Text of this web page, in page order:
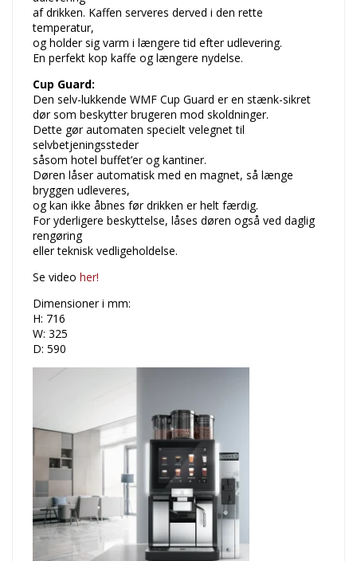
af drikken. Kaffen serveres derved i den rette
temperatur,
og holder sig varm i længere tid efter udlevering.
En perfekt kop kaffe og længere nydelse.
Cup Guard:
Den selv-lukkende WMF Cup Guard er en stænk-sikret
dør som beskytter brugeren mod skoldninger.
Dette gør automaten specielt velegnet til
selvbetjeningssteder
såsom hotel buffet’er og kantiner.
Døren låser automatisk med en magnet, så længe
bryggen udleveres,
og kan ikke åbnes før drikken er helt færdig.
For yderligere beskyttelse, låses døren også ved daglig
rengøring
eller teknisk vedligeholdelse.
Se video her!
Dimensioner i mm:
H: 716
W: 325
D: 590